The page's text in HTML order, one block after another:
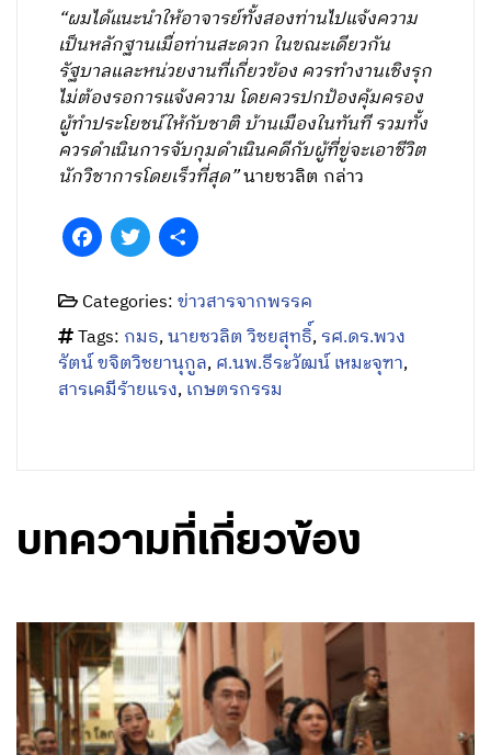
“ผมได้แนะนำให้อาจารย์ทั้งสองท่านไปแจ้งความ
เป็นหลักฐานเมื่อท่านสะดวก ในขณะเดียวกัน
รัฐบาลและหน่วยงานที่เกี่ยวข้อง ควรทำงานเชิงรุก
ไม่ต้องรอการแจ้งความ โดยควรปกป้องคุ้มครอง
ผู้ทำประโยชน์ให้กับชาติ บ้านเมืองในทันที รวมทั้ง
ควรดำเนินการจับกุมดำเนินคดีกับผู้ที่ขู่จะเอาชีวิต
นักวิชาการโดยเร็วที่สุด”นายชวลิต กล่าว
FacebookTwitter
Categories:ข่าวสารจากพรรค
Tags: กมธ,นายชวลิต วิชยสุทธิ์,รศ.ดร.พวง
รัตน์ ขจิตวิชยานุกูล,ศ.นพ.ธีระวัฒน์ เหมะจุฑา,
สารเคมีร้ายแรง,เกษตรกรรม
บทความที่เกี่ยวข้อง